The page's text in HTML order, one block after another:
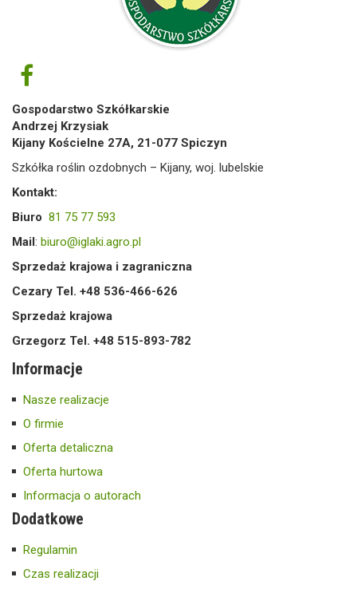
Gospodarstwo Szkółkarskie
Andrzej Krzysiak
Kijany Kościelne 27A, 21-077 Spiczyn
Szkółka roślin ozdobnych – Kijany, woj. lubelskie
Kontakt:
Biuro 81 75 77 593
Mail: biuro@iglaki.agro.pl
Sprzedaż krajowa i zagraniczna
Cezary Tel. +48 536-466-626
Sprzedaż krajowa
Grzegorz Tel. +48 515-893-782
Informacje
Nasze realizacje
O firmie
Oferta detaliczna
Oferta hurtowa
Informacja o autorach
Dodatkowe
Regulamin
Czas realizacji